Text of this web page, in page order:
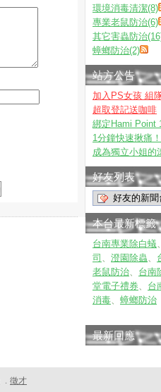
環境消毒清潔(8)
專業老鼠防治(6)
其它害蟲防治
蟑螂防治(2)
站方公告
加入PS女孩 組
超取登記送咖啡
綁定Hami Point
1分鐘快速揪痛！
成為獨立小姐的
好友列表
好友的新聞
本台最新標籤
台南專業除白蟻、
司 、 澄園除蟲、
老鼠防治、 台南
堂電子禮券、 台
消毒、 蟑螂防治
最新回應
． 徵才